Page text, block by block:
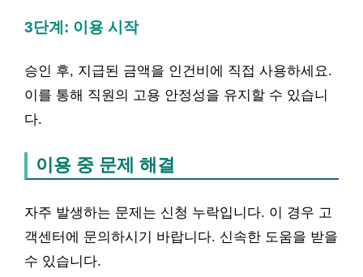
3단계: 이용 시작
승인 후, 지급된 금액을 인건비에 직접 사용하세요.
이를 통해 직원의 고용 안정성을 유지할 수 있습니
다.
이용 중 문제 해결
자주 발생하는 문제는 신청 누락입니다. 이 경우 고
객센터에 문의하시기 바랍니다. 신속한 도움을 받을
수 있습니다.